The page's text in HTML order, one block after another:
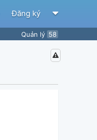
Đăng ký
Quản lý 58